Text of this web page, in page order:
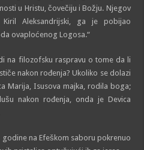
u Hristu, čovečiju i Božju. Njegov
Aleksandrijski, ga je pobijao
ovaploćenog Logosa.“
na filozofsku raspravu o tome da li
nakon rođenja? Ukoliko se dolazi
Marija, Isusova majka, rodila boga;
nakon rođenja, onda je Devica
godine na Efeškom saboru pokrenuo